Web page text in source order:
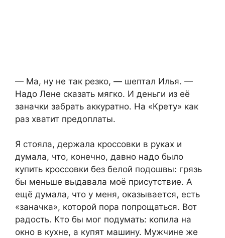
— Ма, ну не так резко, — шептал Илья. —
Надо Лене сказать мягко. И деньги из её
заначки забрать аккуратно. На «Крету» как
раз хватит предоплаты.
Я стояла, держала кроссовки в руках и
думала, что, конечно, давно надо было
купить кроссовки без белой подошвы: грязь
бы меньше выдавала моё присутствие. А
ещё думала, что у меня, оказывается, есть
«заначка», которой пора попрощаться. Вот
радость. Кто бы мог подумать: копила на
окно в кухне, а купят машину. Мужчине же